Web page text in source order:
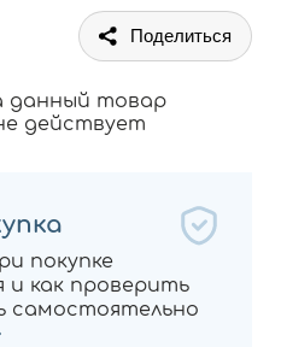
Поделиться
данный товар
действует
покупке
и как проверить
самостоятельно